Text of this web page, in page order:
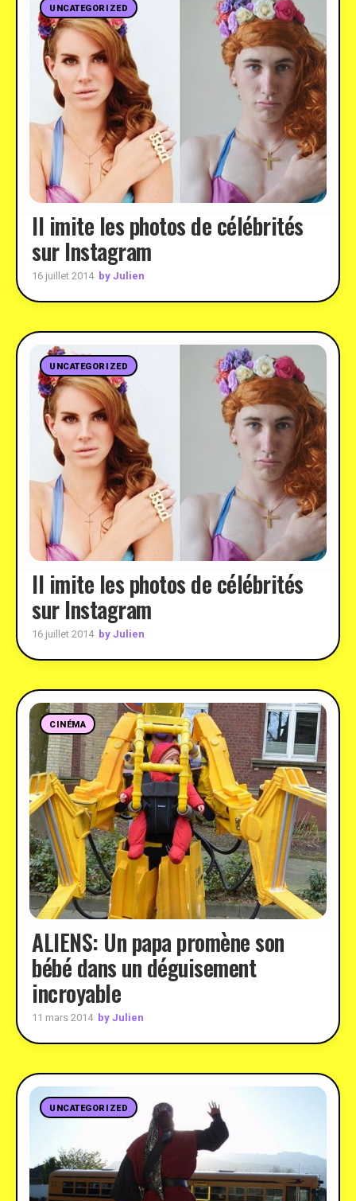
UNCATEGORIZED
Il imite les photos de célébrités
sur Instagram
16 juillet 2014 by Julien
UNCATEGORIZED
Il imite les photos de célébrités
sur Instagram
16 juillet 2014 by Julien
CINÉMA
ALIENS: Un papa promène son
bébé dans un déguisement
incroyable
11 mars 2014 by Julien
UNCATEGORIZED